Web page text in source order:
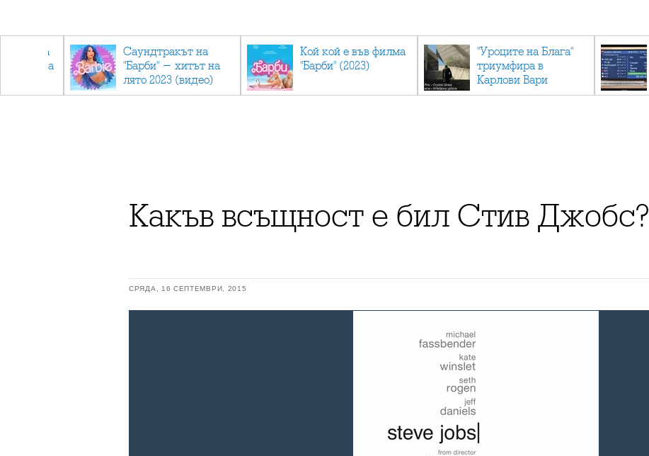
върна
мандата
Саундтракът на
"Барби" - хитът на
лято 2023 (видео)
Кой кой е във филма
"Барби" (2023)
"Уроците на Блага"
триумфира в
Карлови Вари
Какъв всъщност е бил Стив Джобс?
СРЯДА, 16 СЕПТЕМВРИ, 2015